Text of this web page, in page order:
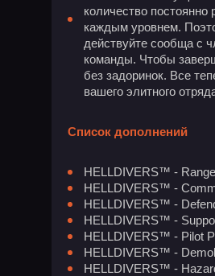
количество постоянно
каждым уровнем.
действуйте сообща с
команды. Чтобы
без задоринок. Все
вашего элитного
Список дополнений
HELLDIVERS™ -
HELLDIVERS™ -
HELLDIVERS™ -
HELLDIVERS™ -
HELLDIVERS™ - Pilot
HELLDIVERS™ -
HELLDIVERS™ -